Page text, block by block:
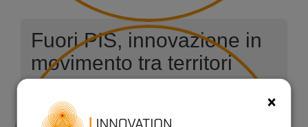
Fuori PIS, innovazione in
movimento tra territori
×